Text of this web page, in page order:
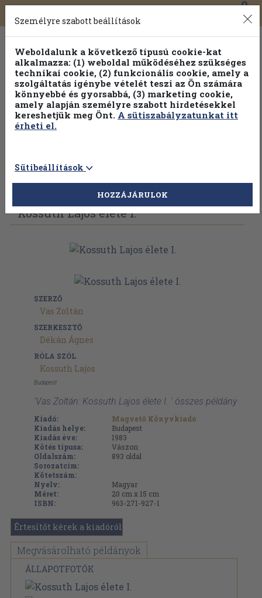
Toggle
navigation
0
Válogasson több mint 1.000.000 kiadványunk közül
100% kedvezménnyel!
Vissza az előző oldalra Válasszon példányt
Kossuth Lajos élete I.
SZERZŐ
Vas Zoltán
SZERKESZTŐ
Dékán Ágnes
RÓLA SZÓL
Kossuth Lajos
Budapest
'Vas Zoltán: Kossuth Lajos élete I. ' összes példány
Kiadó:
Magvető Könyvkiadó
Kiadás helye:
Budapest
Kiadás éve:
1983
Kötés típusa:
Vászon
Oldalszám:
893 oldal
Sorozatcím:
Kötetszám:
Nyelv:
Magyar
Méret:
20 cm x 15 cm
ISBN:
963-271-927-1
Értesítőt kérek a kiadóról
Megvásárolható példányok
ÁLLAPOTFOTÓK
Személyre szabott beállítások
Weboldalunk a következő típusú cookie-kat
alkalmazza: (1) weboldal működéséhez szükséges
technikai cookie, (2) funkcionális cookie, amely a
szolgáltatás igénybe vételét teszi az Ön számára
könnyebbé és gyorsabbá, (3) marketing cookie,
amely alapján személyre szabott hirdetésekkel
kereshetjük meg Önt. A sütiszabályzatunkat itt
érheti el.
Sütibeállítások
HOZZÁJÁRULOK